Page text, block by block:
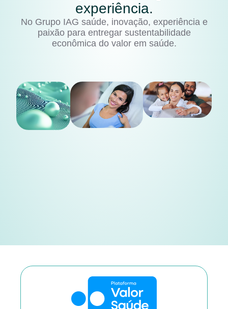
experiência.
No Grupo IAG saúde, inovação, experiência e
paixão para entregar sustentabilidade
econômica do valor em saúde.